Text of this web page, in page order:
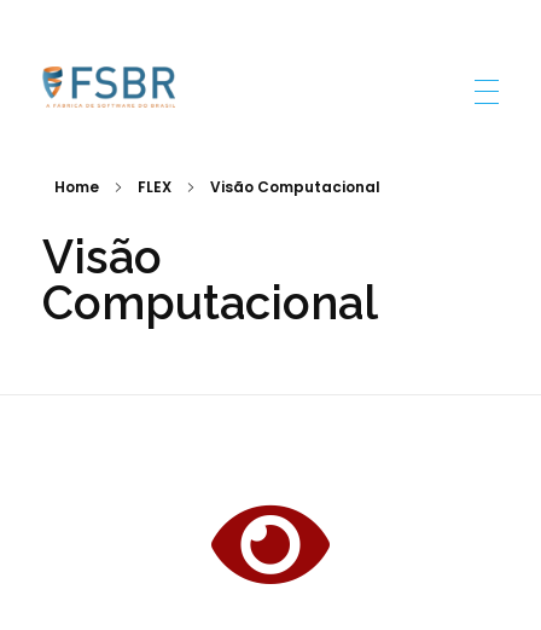
Home FLEX Visão Computacional
Visão
Computacional